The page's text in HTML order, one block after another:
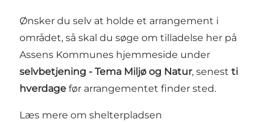
Ønsker du selv at holde et arrangement i
området, så skal du søge om tilladelse her på
Assens Kommunes hjemmeside under
selvbetjening - Tema Miljø og Natur, senest ti
hverdage før arrangementet finder sted.
Læs mere om shelterpladsen